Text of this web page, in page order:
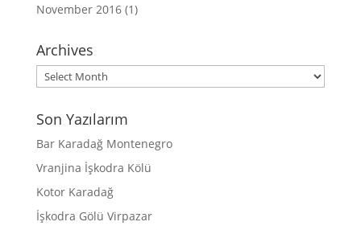
November 2016(1)
Archives
Archives
Son Yazılarım
Bar Karadağ Montenegro
Vranjina İşkodra Kölü
Kotor Karadağ
İşkodra Gölü Virpazar